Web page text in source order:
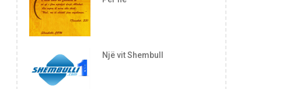
Një vit Shembull